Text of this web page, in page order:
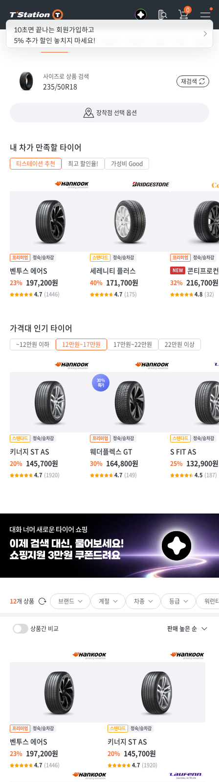
10초면 끝나는 회원가입하고
5% 추가 할인 놓치지 마세요!
0
all my T 타이어 경정비
사이즈로 상품 검색
235/50R18
재검색
장착점 선택 옵션
내 차가 만족할 타이어
티스테이션 추천 최고 할인율! 가성비 Good
벤투스 에어S
23% 197,200원
4.7 (1446)
세레니티 플러스
40% 171,700원
4.7 (175)
콘티프로
32% 216,700원
4.8 (32)
가격대 인기 타이어
~12만원 이하 12만원~17만원 17만원~22만원 22만원 이상
키너지 ST AS
20% 145,700원
4.7 (1920)
30%
특가
웨더플렉스 GT
30% 164,800원
4.7 (149)
S FIT AS
25% 132,900원
4.5 (187)
12개 상품 브랜드 계절 차종 등급 워런
상품간 비교
벤투스 에어S
23% 197,200원
4.7 (1446)
키너지 ST AS
20% 145,700원
4.7 (1920)